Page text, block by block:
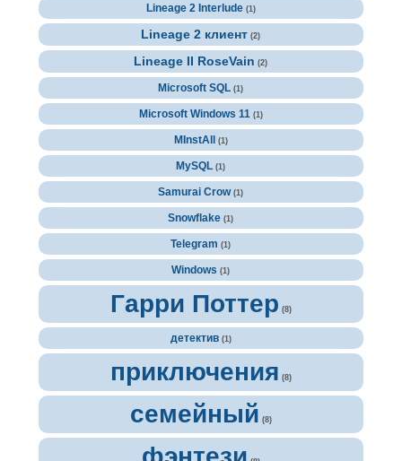
Lineage 2 Interlude (1)
Lineage 2 клиент (2)
Lineage II RoseVain (2)
Microsoft SQL (1)
Microsoft Windows 11 (1)
MInstAll (1)
MySQL (1)
Samurai Crow (1)
Snowflake (1)
Telegram (1)
Windows (1)
Гарри Поттер (8)
детектив (1)
приключения (8)
семейный (8)